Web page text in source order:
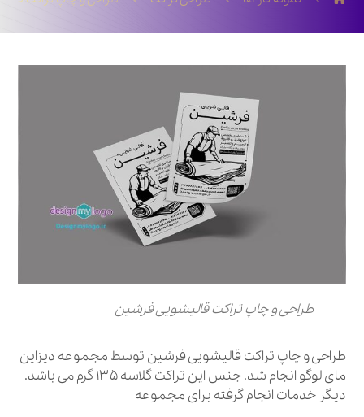
طراحی و چاپ تراکت قالیشویی فرشین
طراحی و چاپ تراکت قالیشویی فرشین توسط مجموعه دیزاین
مای لوگو انجام شد. جنس این تراکت گلاسه ۱۳۵ گرم می باشد.
دیگر خدمات انجام گرفته برای مجموعه